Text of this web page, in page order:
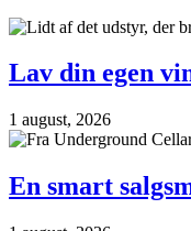
Lav din egen
1 august, 2026
En smart